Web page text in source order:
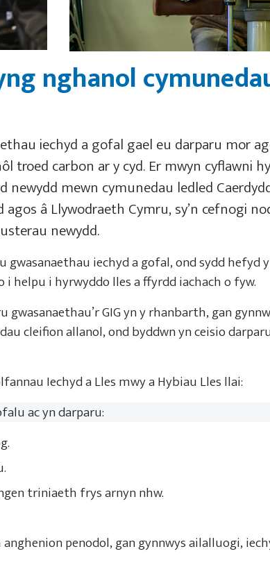
nghanol
iechyd a gofal gael eu darparu mor
troed carbon ar y cyd. Er mwyn cyflawni
mewn cymunedau ledled
â Llywodraeth Cymru, sy’n cefnogi
newydd.
iechyd a gofal, ond sydd hefyd
helpu i hyrwyddo lles a ffyrdd iachach o fyw.
GIG yn y rhanbarth, gan
cleifion allanol, ond byddwn yn ceisio
Iechyd a Lles mwy a Hybiau Lles llai:
ac yn darparu:
triniaeth frys arnyn nhw.
penodol, gan gynnwys ailalluogi,